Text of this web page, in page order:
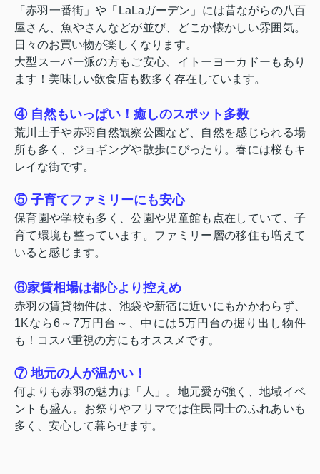
「赤羽一番街」や「LaLaガーデン」には昔ながらの八百
屋さん、魚やさんなどが並び、どこか懐かしい雰囲気。
日々のお買い物が楽しくなります。
大型スーパー派の方もご安心、イトーヨーカドーもあり
ます！美味しい飲食店も数多く存在しています。
④ 自然もいっぱい！癒しのスポット多数
荒川土手や赤羽自然観察公園など、自然を感じられる場
所も多く、ジョギングや散歩にぴったり。春には桜もキ
レイな街です。
⑤ 子育てファミリーにも安心
保育園や学校も多く、公園や児童館も点在していて、子
育て環境も整っています。ファミリー層の移住も増えて
いると感じます。
⑥家賃相場は都心より控えめ
赤羽の賃貸物件は、池袋や新宿に近いにもかかわらず、
1Kなら6～7万円台～、中には5万円台の掘り出し物件
も！コスパ重視の方にもオススメです。
⑦ 地元の人が温かい！
何よりも赤羽の魅力は「人」。地元愛が強く、地域イベ
ントも盛ん。お祭りやフリマでは住民同士のふれあいも
多く、安心して暮らせます。